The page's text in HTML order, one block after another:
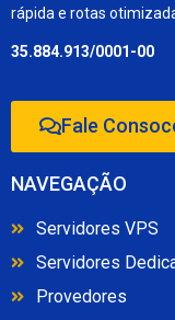
rápida e rotas
35.884.913/0001-00
Fale
NAVEGAÇÃO
Servidores VPS
Servidores
Provedores